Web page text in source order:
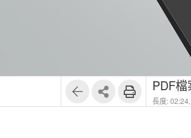
PDF
長度: 02:24,